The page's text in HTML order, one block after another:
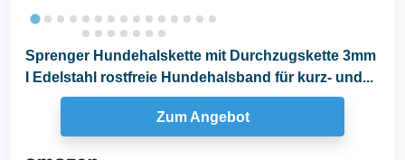
Sprenger Hundehalskette mit Durchzugskette 3mm
I Edelstahl rostfreie Hundehalsband für kurz- und...
Zum Angebot